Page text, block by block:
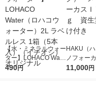
【水・ミネラルウォー
ター】LOHACO Wate
r（ロハコウォータ
490円
HAKU（
ノフォー
5ｇ 資生
11,000円